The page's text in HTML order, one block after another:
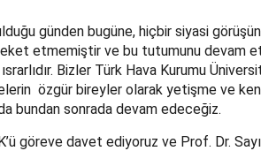
günden bugüne, hiçbir siyasi
etmemiştir ve bu tutumunu devam
Bizler Türk Hava Kurumu
özgür bireyler olarak yetişme ve
bundan sonrada devam edeceğiz.
göreve davet ediyoruz ve Prof. Dr.